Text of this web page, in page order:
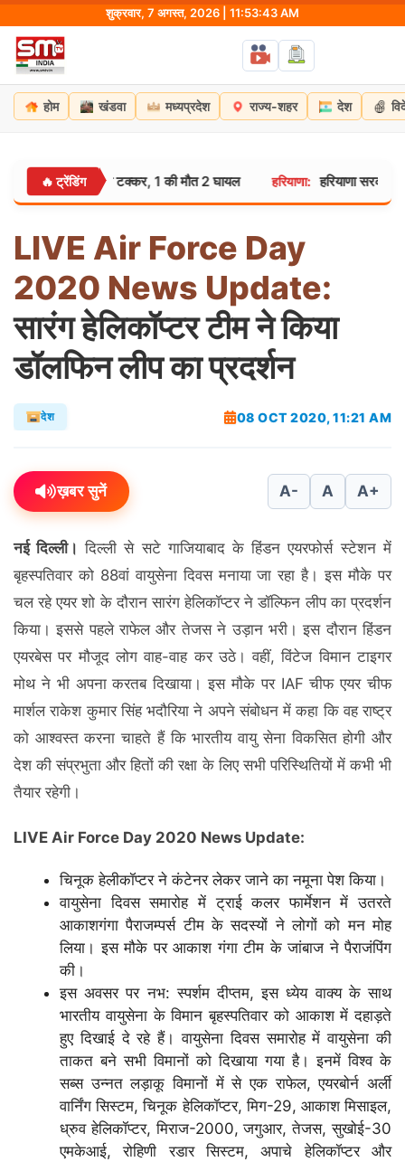
content
शुक्रवार, 7 अगस्त, 2026 | 11:53:44 AM
होम खंडवा मध्यप्रदेश राज्य-शहर देश
🔥 ट्रेंडिंग
बस ने मारी टक्कर, 1 की मौत 2 घायल हरियाणा: हरियाणा सरकार का बड़ा
LIVE Air Force Day
2020 News Update:
सारंग हेलिकॉप्टर टीम ने किया
डॉलफिन लीप का प्रदर्शन
देश 08 OCT 2020, 11:21 AM
ख़बर सुनें A- A A+
नई दिल्ली।दिल्ली से सटे गाजियाबाद के हिंडन एयरफोर्स स्टेशन में
बृहस्पतिवार को 88वां वायुसेना दिवस मनाया जा रहा है। इस मौके पर
चल रहे एयर शो के दौरान सारंग हेलिकॉप्टर ने डॉल्फिन लीप का प्रदर्शन
किया। इससे पहले राफेल और तेजस ने उड़ान भरी। इस दौरान हिंडन
एयरबेस पर मौजूद लोग वाह-वाह कर उठे। वहीं, विंटेज विमान टाइगर
मोथ ने भी अपना करतब दिखाया। इस मौके पर IAF चीफ एयर चीफ
मार्शल राकेश कुमार सिंह भदौरिया ने अपने संबोधन में कहा कि वह राष्ट्र
को आश्वस्त करना चाहते हैं कि भारतीय वायु सेना विकसित होगी और
देश की संप्रभुता और हितों की रक्षा के लिए सभी परिस्थितियों में कभी भी
तैयार रहेगी।
LIVE Air Force Day 2020 News Update:
चिनूक हेलीकॉप्टर ने कंटेनर लेकर जाने का नमूना पेश किया।
वायुसेना दिवस समारोह में ट्राई कलर फार्मेशन में उतरते
आकाशगंगा पैराजम्पर्स टीम के सदस्यों ने लोगों को मन मोह
लिया। इस मौके पर आकाश गंगा टीम के जांबाज ने पैराजंपिंग
की।
इस अवसर पर नभ: स्पर्शम दीप्तम, इस ध्येय वाक्य के साथ
भारतीय वायुसेना के विमान बृहस्पतिवार को आकाश में दहाड़ते
हुए दिखाई दे रहे हैं। वायुसेना दिवस समारोह में वायुसेना की
ताकत बने सभी विमानों को दिखाया गया है। इनमें विश्व के
सब्स उन्नत लड़ाकू विमानों में से एक राफेल, एयरबोर्न अर्ली
वार्निंग सिस्टम, चिनूक हेलिकॉप्टर, मिग-29, आकाश मिसाइल,
ध्रुव हेलिकॉप्टर, मिराज-2000, जगुआर, तेजस, सुखोई-30
एमकेआई, रोहिणी रडार सिस्टम, अपाचे हेलिकॉप्टर और